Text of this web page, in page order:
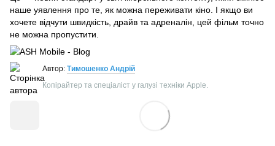
наше уявлення про те, як можна переживати кіно. І якщо ви
хочете відчути швидкість, драйв та адреналін, цей фільм точно
не можна пропустити.
Автор: Тимошенко Андрій
Копірайтер та спеціаліст у галузі техніки Apple.